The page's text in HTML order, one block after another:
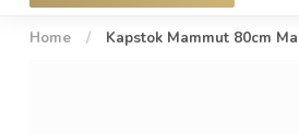
Home / Kapstok Mammut 80cm